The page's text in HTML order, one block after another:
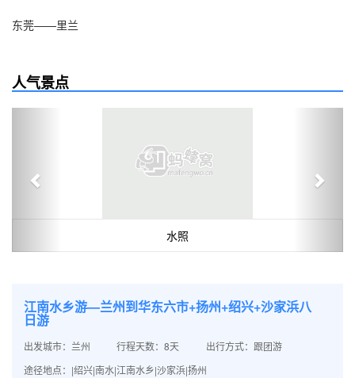
东莞——里兰
人气景点
水照
江南水乡游—兰州到华东六市+扬州+绍兴+沙家浜八
日游
出发城市：兰州 行程天数：8天
出行方式：跟团游
途径地点：|绍兴|南水|江南水乡|沙家浜|扬州